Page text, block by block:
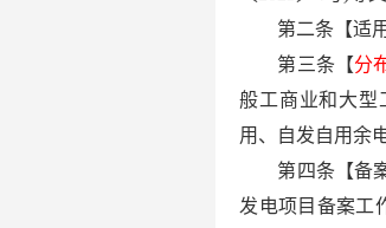
第二条【适
第三条【分
般工商业和大型
用、自发自用余
第四条【备
发电项目备案工